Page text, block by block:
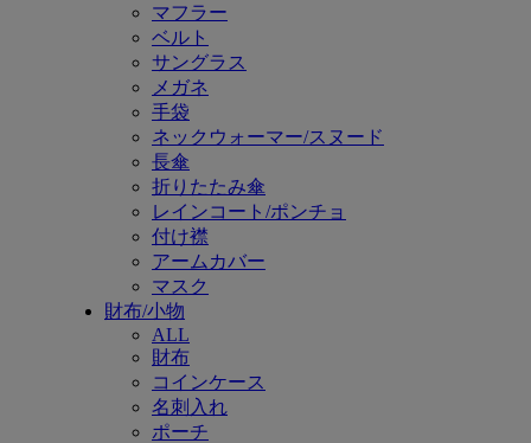
マフラー
ベルト
サングラス
メガネ
手袋
ネックウォーマー/スヌード
長傘
折りたたみ傘
レインコート/ポンチョ
付け襟
アームカバー
マスク
財布/小物
ALL
財布
コインケース
名刺入れ
ポーチ